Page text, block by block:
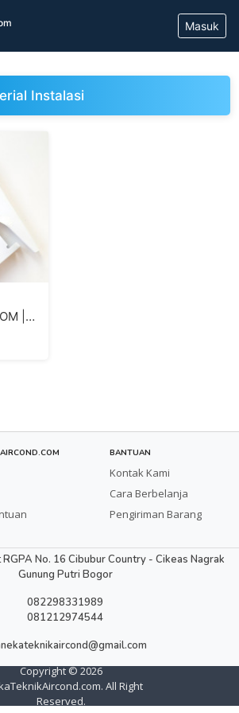
Masuk
Instalasi
|
2 PK
BANTUAN
Kontak Kami
Cara Berbelanja
Pengiriman Barang
No. 16 Cibubur Country - Cikeas Nagrak
Gunung Putri Bogor
082298331989
081212974544
Copyright ©2026
All Right
Reserved.